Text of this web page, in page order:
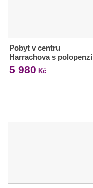
Pobyt v centru
Harrachova s polopenzí
5 980 Kč